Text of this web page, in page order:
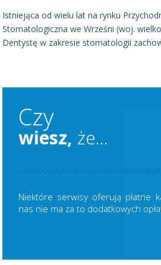
Istniejąca od wielu lat na rynku
Stomatologiczna we Wrześni (woj.
Dentystę w zakresie stomatologii
Czy
wiesz, że...
Niektóre serwisy oferują płatne
nas nie ma za to dodatkowych